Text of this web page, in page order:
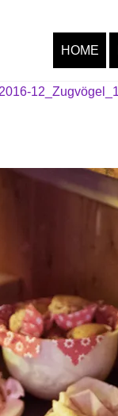
HOME